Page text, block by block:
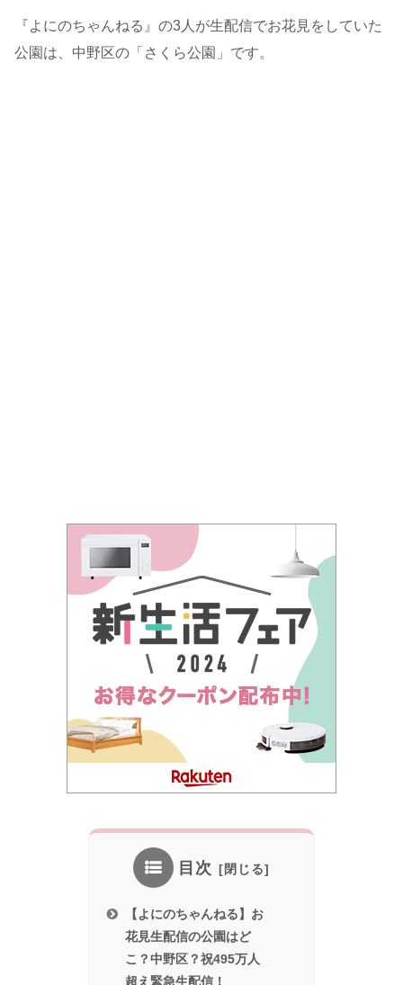
『よにのちゃんねる』の3人が生配信でお花見をしていた
公園は、中野区の「さくら公園」です。
目次
【よにのちゃんねる】お
花見生配信の公園はど
こ？中野区？祝495万人
超え緊急生配信！